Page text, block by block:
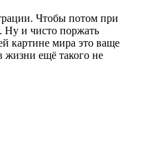
Чтобы потом при
Ну и чисто поржать
картине мира это ваще
жизни ещё такого не